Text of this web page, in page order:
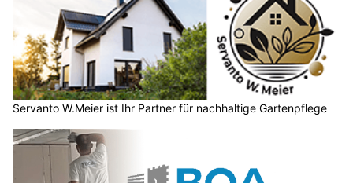
Servanto W.Meier ist Ihr Partner für nachhaltige Gartenpflege